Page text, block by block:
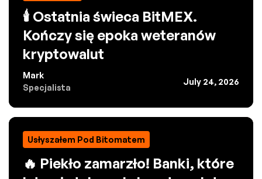
🕯️ Ostatnia świeca BitMEX.
Kończy się epoka weteranów
kryptowalut
Mark
Specjalista
July 24, 2026
Usłyszałem Pod Bitomatem
🔥 Piekło zamarzło! Banki, które